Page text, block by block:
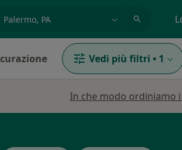
Vedi più filtri • 1
In che modo ordiniamo